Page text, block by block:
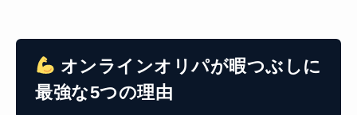
オンラインオリパが暇つぶしに
最強な5つの理由